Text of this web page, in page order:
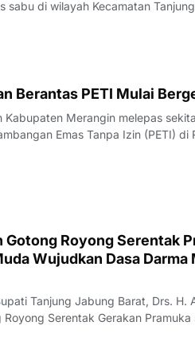
sabu di wilayah Kecamatan
tersebut, petugas
Berantas PETI Mulai
Kabupaten Merangin melepas
Emas Tanpa Izin (PETI) di
dipimpin Bupati Merangin
Gotong Royong Serentak
Wujudkan Dasa
Tanjung Jabung Barat, Drs. H.
Royong Serentak Gerakan
yang dipusatkan di Alun-Alun